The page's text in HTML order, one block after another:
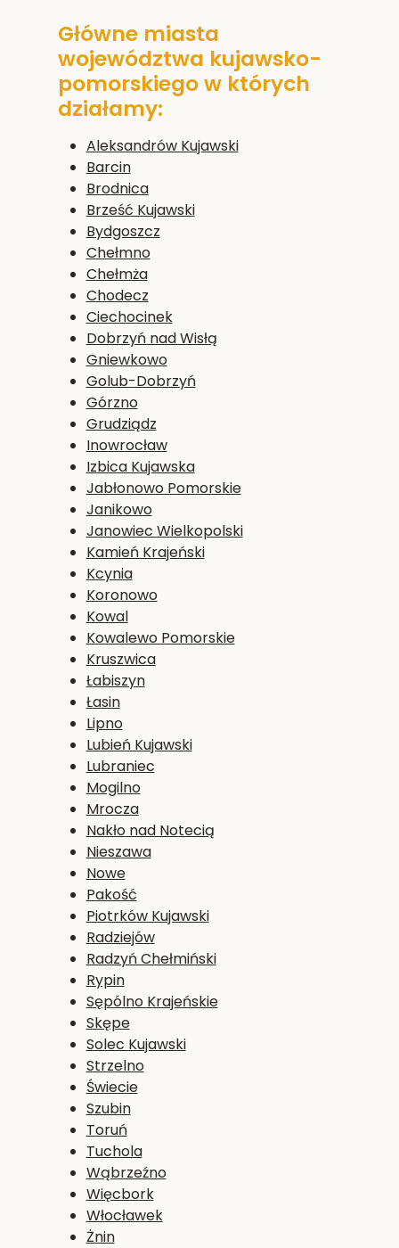
Główne miasta
województwa kujawsko-
pomorskiego w których
działamy:
Aleksandrów Kujawski
Barcin
Brodnica
Brześć Kujawski
Bydgoszcz
Chełmno
Chełmża
Chodecz
Ciechocinek
Dobrzyń nad Wisłą
Gniewkowo
Golub-Dobrzyń
Górzno
Grudziądz
Inowrocław
Izbica Kujawska
Jabłonowo Pomorskie
Janikowo
Janowiec Wielkopolski
Kamień Krajeński
Kcynia
Koronowo
Kowal
Kowalewo Pomorskie
Kruszwica
Łabiszyn
Łasin
Lipno
Lubień Kujawski
Lubraniec
Mogilno
Mrocza
Nakło nad Notecią
Nieszawa
Nowe
Pakość
Piotrków Kujawski
Radziejów
Radzyń Chełmiński
Rypin
Sępólno Krajeńskie
Skępe
Solec Kujawski
Strzelno
Świecie
Szubin
Toruń
Tuchola
Wąbrzeźno
Więcbork
Włocławek
Żnin